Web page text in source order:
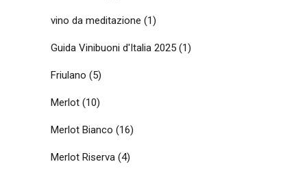
vino da meditazione (1)
Guida Vinibuoni d'Italia 2025 (1)
Friulano (5)
Merlot (10)
Merlot Bianco (16)
Merlot Riserva (4)